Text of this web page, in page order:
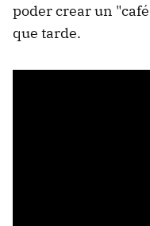
poder crear un
que tarde.